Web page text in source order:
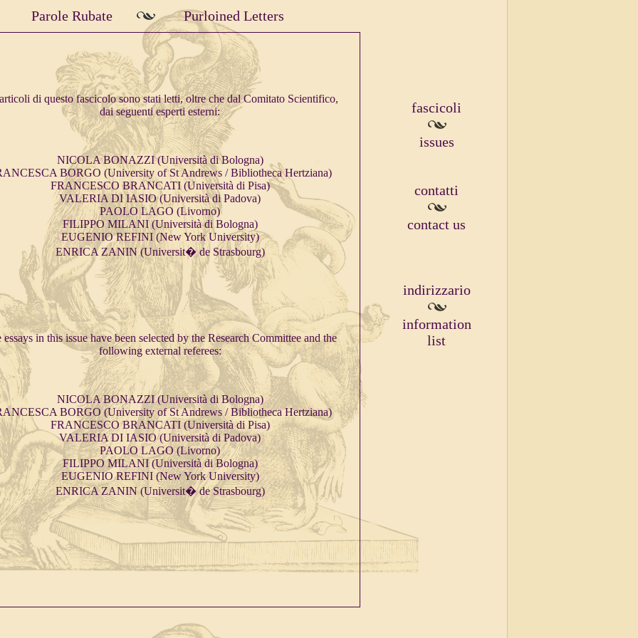
Parole Rubate Purloined Letters
di questo fascicolo sono stati letti, oltre che dal Comitato Scientifico,
dai seguenti esperti esterni:
NICOLA BONAZZI (Università di Bologna)
BORGO (University of St Andrews / Bibliotheca Hertziana)
FRANCESCO BRANCATI (Università di Pisa)
VALERIA DI IASIO (Università di Padova)
PAOLO LAGO (Livorno)
FILIPPO MILANI (Università di Bologna)
EUGENIO REFINI (New York University)
ENRICA ZANIN (Universit� de Strasbourg)
essays in this issue have been selected by the Research Committee and the
following external referees:
NICOLA BONAZZI (Università di Bologna)
BORGO (University of St Andrews / Bibliotheca Hertziana)
FRANCESCO BRANCATI (Università di Pisa)
VALERIA DI IASIO (Università di Padova)
PAOLO LAGO (Livorno)
FILIPPO MILANI (Università di Bologna)
EUGENIO REFINI (New York University)
ENRICA ZANIN (Universit� de Strasbourg)
fascicoli
issues
contatti
contact us
indirizzario
information
list